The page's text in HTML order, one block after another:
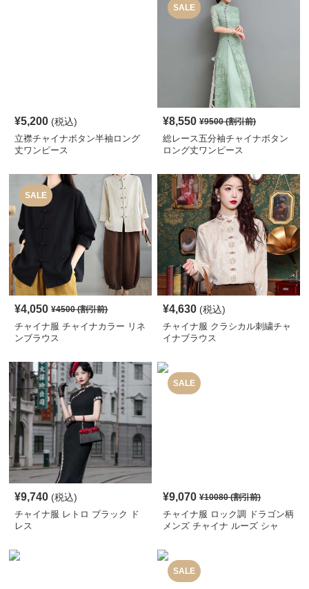
¥5,200 (税込)
立襟チャイナボタン半袖ロング
丈ワンピース
SALE
¥8,550 ¥9500(割引前)
総レース五分袖チャイナボタン
ロング丈ワンピース
SALE
¥4,050 ¥4500(割引前)
チャイナ服 チャイナカラー リネ
ンブラウス
¥4,630 (税込)
チャイナ服 クラシカル刺繍チャ
イナブラウス
¥9,740 (税込)
チャイナ服 レトロ ブラック ド
レス
SALE
¥9,070 ¥10080(割引前)
チャイナ服 ロック調 ドラゴン柄
メンズ チャイナ ルーズ シャ
SALE